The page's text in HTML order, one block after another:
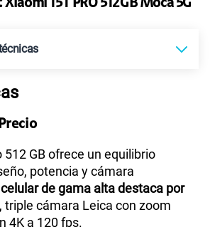
Xiaomi 15T PRO 512GB Moca 5G
Android 14
Interna 512 GB
512 GB ofrece un equilibrio
potencia y cámara
de gama alta destaca por
, triple cámara Leica con zoom
4K a 120 fps.